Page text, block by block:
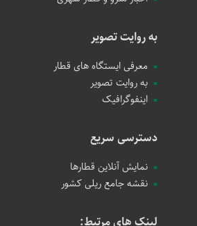
به روایت تصویر
معرفی ایستگاه های قطار
به روایت تصویر
اینفوگرافیک
دسترسی سریع
نمایش آنلاین قطارها
نقشه جامع ریلی کشور
لینک های مرتبط: